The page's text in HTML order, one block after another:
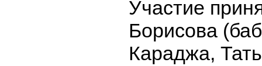
Участие
Борисова
Караджа,